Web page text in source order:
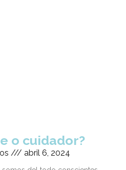
o cuidador?
abril 6, 2024